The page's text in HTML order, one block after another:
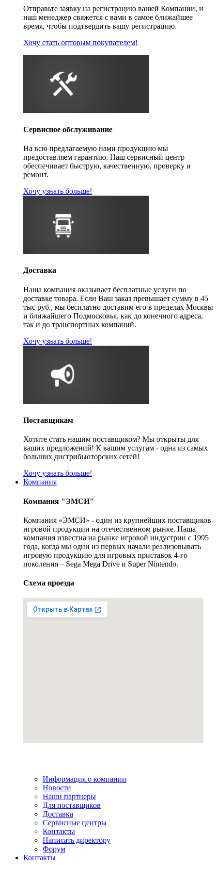
Отправьте заявку на регистрацию вашей Компании, и
наш менеджер свяжется с вами в самое ближайшее
время, чтобы подтвердить вашу регистрацию.
Хочу стать оптовым покупателем!
Сервисное обслуживание
На всю предлагаемую нами продукцию мы
предоставляем гарантию. Наш сервисный центр
обеспечивает быструю, качественную, проверку и
ремонт.
Хочу узнать больше!
Доставка
Наша компания оказывает бесплатные услуги по
доставке товара. Если Ваш заказ превышает сумму в 45
тыс руб., мы бесплатно доставим его в пределах Москвы
и ближайшего Подмосковья, как до конечного адреса,
так и до транспортных компаний.
Хочу узнать больше!
Поставщикам
Хотите стать нашим поставщиком? Мы открыты для
ваших предложений! К вашим услугам - одна из самых
больших дистрибьюторских сетей!
Хочу узнать больше!
Компания
Компания "ЭМСИ"
Компания «ЭМСИ» - один из крупнейших поставщиков
игровой продукции на отечественном рынке. Наша
компания известна на рынке игровой индустрии с 1995
года, когда мы одни из первых начали реализовывать
игровую продукцию для игровых приставок 4-го
поколения – Sega Mega Drive и Super Nintendo.
Схема проезда
Информация о компании
Новости
Наши партнеры
Для поставщиков
Доставка
Сервисные центры
Контакты
Написать директору
Форум
Контакты